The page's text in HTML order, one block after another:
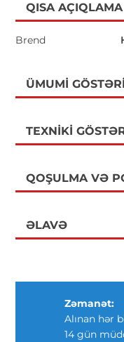
QISA AÇIQLAMA
Brend
ÜMUMI
TEXNIKI
QOŞULMA VƏ
ƏLAVƏ
Zəmanət:
Alınan hər
14 gün